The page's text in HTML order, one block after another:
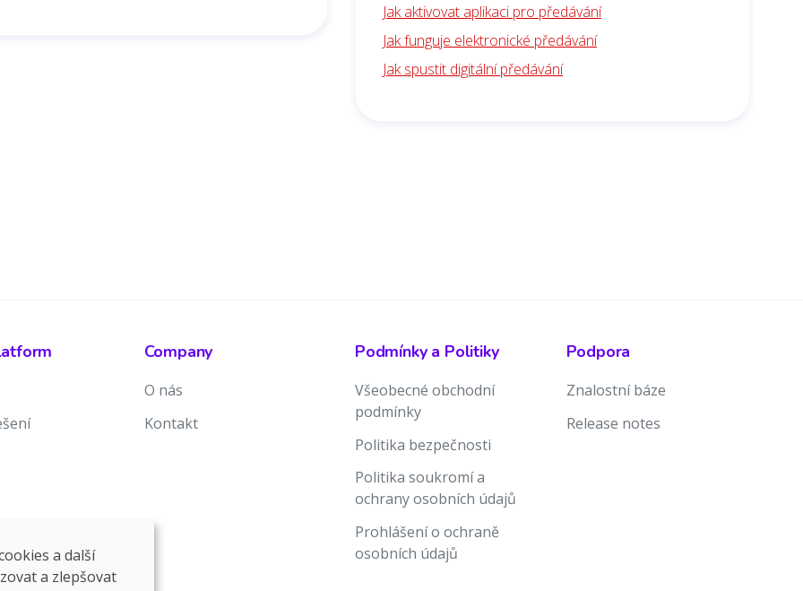
Jak aktivovat aplikaci pro předávání
Jak funguje elektronické předávání
Jak spustit digitální předávání
Company
O nás
Kontakt
Podmínky a Politiky
Všeobecné obchodní
podmínky
Politika bezpečnosti
Politika soukromí a
ochrany osobních údajů
Prohlášení o ochraně
osobních údajů
Podpora
Znalostní báze
Release notes
a další
a zlepšovat